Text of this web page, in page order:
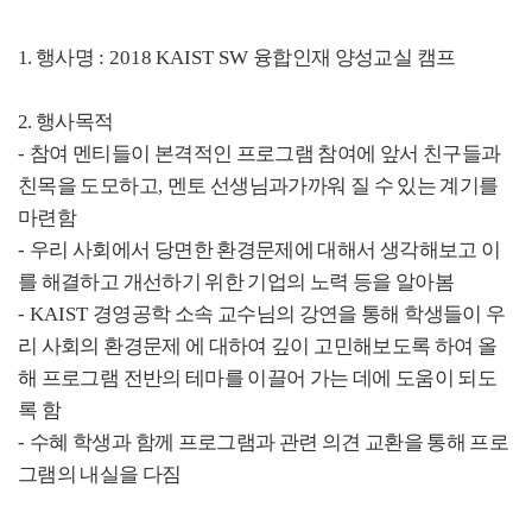
1. 행사명 : 2018 KAIST SW 융합인재 양성교실 캠프
2. 행사목적
- 참여 멘티들이 본격적인 프로그램 참여에 앞서 친구들과
친목을 도모하고, 멘토 선생님과가까워 질 수 있는 계기를
마련함
- 우리 사회에서 당면한 환경문제에 대해서 생각해보고 이
를 해결하고 개선하기 위한 기업의 노력 등을 알아봄
- KAIST 경영공학 소속 교수님의 강연을 통해 학생들이 우
리 사회의 환경문제 에 대하여 깊이 고민해보도록 하여 올
해 프로그램 전반의 테마를 이끌어 가는 데에 도움이 되도
록 함
- 수혜 학생과 함께 프로그램과 관련 의견 교환을 통해 프로
그램의 내실을 다짐